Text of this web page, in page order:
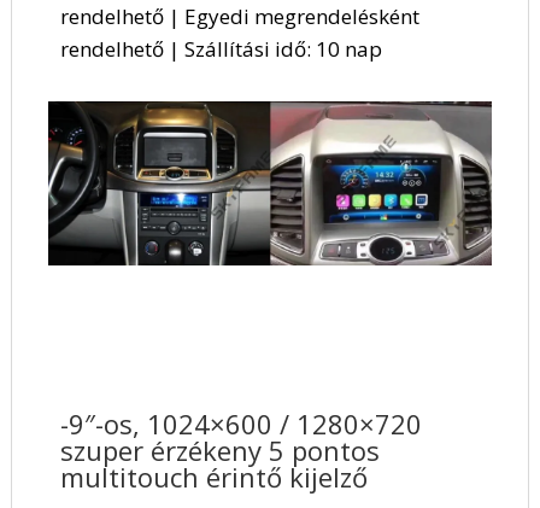
rendelhető | Egyedi megrendelésként
rendelhető | Szállítási idő: 10 nap
-9″-os, 1024×600 / 1280×720
szuper érzékeny 5 pontos
multitouch érintő kijelző